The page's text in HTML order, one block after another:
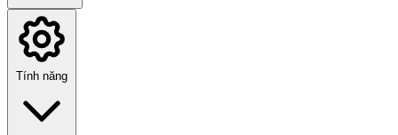
Tính năng